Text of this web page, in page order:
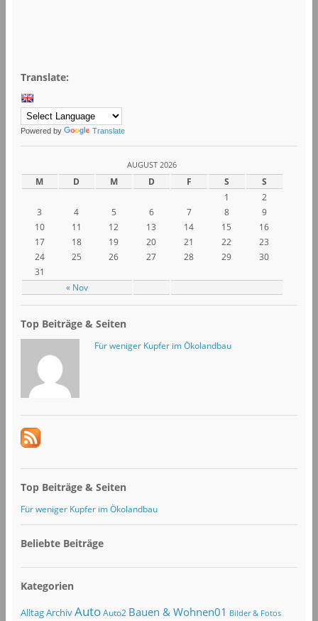
Translate:
Powered by Translate
AUGUST 2026
M D M D F S S
« Nov
1
2
3
4 5 6 7 8
9
10
11 12 13 14 15
16
17
18 19 20 21 22
23
24
25 26 27 28 29
30
31
Top Beiträge & Seiten
Für weniger Kupfer im Ökolandbau
Top Beiträge & Seiten
Für weniger Kupfer im Ökolandbau
Beliebte Beiträge
Kategorien
AlltagArchivAuto Auto2 Bauen & Wohnen01 Bilder & Fotos